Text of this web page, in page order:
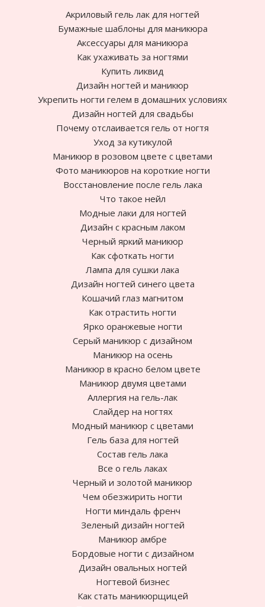
Акриловый гель лак для ногтей
Бумажные шаблоны для маникюра
Аксессуары для маникюра
Как ухаживать за ногтями
Купить ликвид
Дизайн ногтей и маникюр
Укрепить ногти гелем в домашних условиях
Дизайн ногтей для свадьбы
Почему отслаивается гель от ногтя
Уход за кутикулой
Маникюр в розовом цвете с цветами
Фото маникюров на короткие ногти
Восстановление после гель лака
Что такое нейл
Модные лаки для ногтей
Дизайн с красным лаком
Черный яркий маникюр
Как сфоткать ногти
Лампа для сушки лака
Дизайн ногтей синего цвета
Кошачий глаз магнитом
Как отрастить ногти
Ярко оранжевые ногти
Cерый маникюр с дизайном
Маникюр на осень
Маникюр в красно белом цвете
Маникюр двумя цветами
Аллергия на гель-лак
Слайдер на ногтях
Модный маникюр с цветами
Гель база для ногтей
Состав гель лака
Все о гель лаках
Черный и золотой маникюр
Чем обезжирить ногти
Ногти миндаль френч
Зеленый дизайн ногтей
Маникюр амбре
Бордовые ногти с дизайном
Дизайн овальных ногтей
Ногтевой бизнес
Как стать маникюрщицей